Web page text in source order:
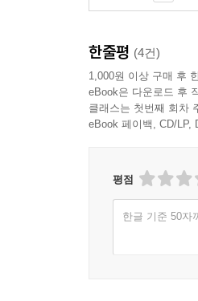
한줄평 (4건)
1,000원 이상 구매 후
eBook은 다운로드 후
클래스는 첫번째 회차
eBook 페이백, CD/LP,
평점
한글 기준 50자